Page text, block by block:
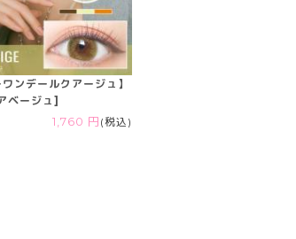
ワンデールクアージュ】
ベージュ]
1,760 円 (税込)